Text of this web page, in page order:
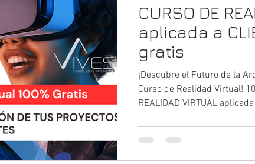
CURSO DE
aplicada a
gratis
¡Descubre el Futuro de la
Curso de Realidad Virtual!
REALIDAD VIRTUAL